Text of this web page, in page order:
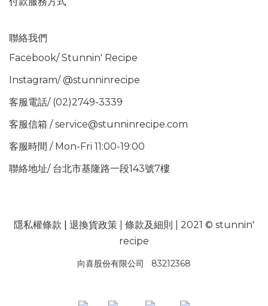
聯絡我們
Facebook/Stunnin' Recipe
Instagram/@stunninrecipe
客服電話/ (02)2749-3339
客服信箱 / service@stunninrecipe.com
客服時間 / Mon-Fri 11:00-19:00
聯絡地址/ 台北市基隆路一段143號7樓
隱私權條款 退換貨政策 條款及細則 | 2021 © stunnin'
recipe
向喜股份有限公司 83212368